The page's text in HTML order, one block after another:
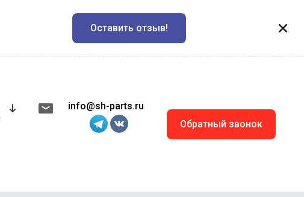
Оставить отзыв!
info@sh-parts.ru
Обратный звонок